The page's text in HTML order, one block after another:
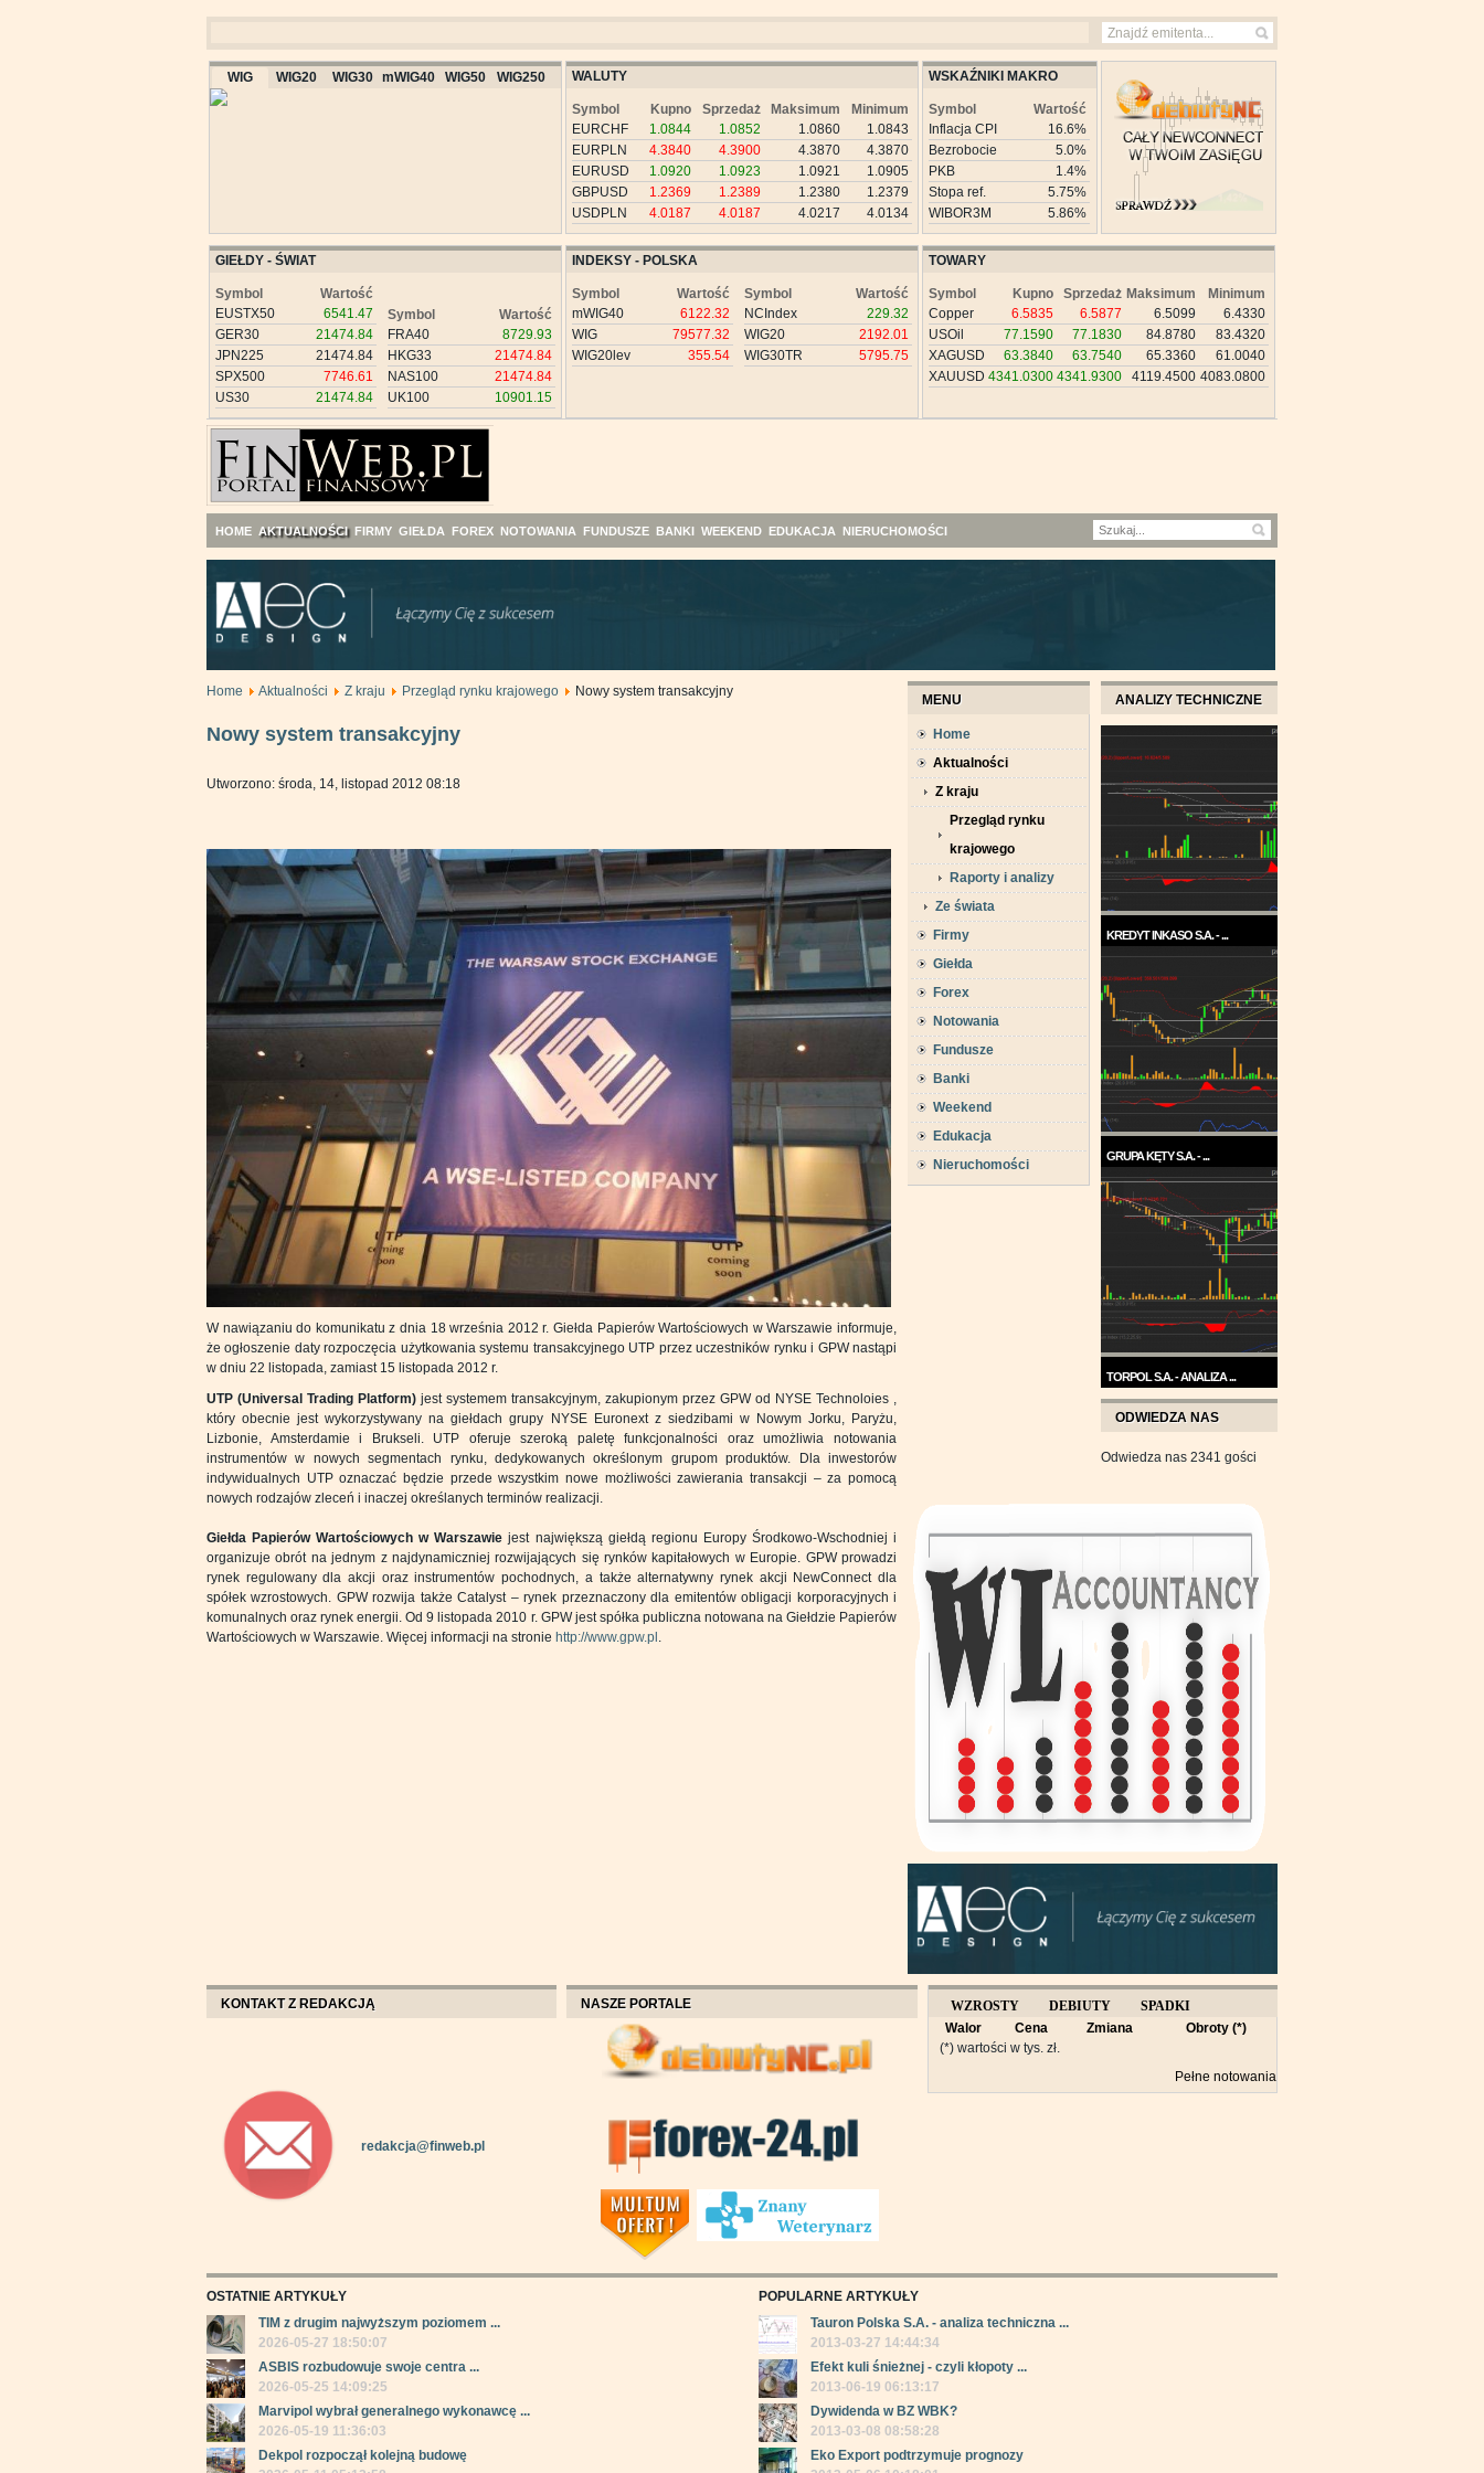
WIG WIG20 WIG30 mWIG40 WIG50 WIG250 WALUTY
Symbol Kupno Sprzedaż Maksimum
Minimum
EURCHF
1.0844 1.0852 1.0860
1.0843
EURPLN
4.3840 4.3900 4.3870
4.3870
EURUSD
1.0920 1.0923 1.0921
1.0905
GBPUSD
1.2369 1.2389 1.2380
1.2379
USDPLN
4.0187 4.0187 4.0217 4.0134
WSKAŹNIKI MAKRO
Symbol
Wartość
Inflacja CPI
16.6%
Bezrobocie
5.0%
PKB
1.4%
Stopa ref.
5.75%
WIBOR3M
5.86%
GIEŁDY - ŚWIAT
Symbol
Wartość
EUSTX50
6541.47
GER30
21474.84
JPN225
21474.84
SPX500
7746.61
US30
21474.84
Symbol
Wartość
FRA40
8729.93
HKG33
21474.84
NAS100
21474.84
UK100
10901.15
INDEKSY - POLSKA
Symbol
Wartość
mWIG40
6122.32
WIG
79577.32
WIG20lev
355.54
Symbol
Wartość
NCIndex
229.32
WIG20
2192.01
WIG30TR
5795.75
TOWARY
Symbol Kupno Sprzedaż Maksimum
Minimum
Copper
6.5835 6.5877 6.5099
6.4330
USOil
77.1590 77.1830 84.8780
83.4320
XAGUSD
63.3840 63.7540 65.3360
61.0040
XAUUSD 4341.0300 4341.9300 4119.4500 4083.0800
HOME AKTUALNOŚCI FIRMY GIEŁDA FOREX NOTOWANIA FUNDUSZE BANKI WEEKEND EDUKACJA NIERUCHOMOŚCI
Home Aktualności Z kraju Przegląd rynku krajowego Nowy system transakcyjny
Nowy system transakcyjny
Utworzono: środa, 14, listopad 2012 08:18
W nawiązaniu do komunikatu z dnia 18 września 2012 r. Giełda Papierów Wartościowych w Warszawie informuje,
że ogłoszenie daty rozpoczęcia użytkowania systemu transakcyjnego UTP przez uczestników rynku i GPW nastąpi
w dniu 22 listopada, zamiast 15 listopada 2012 r.
UTP (Universal Trading Platform) jest systemem transakcyjnym, zakupionym przez GPW od NYSE Technoloies ,
który obecnie jest wykorzystywany na giełdach grupy NYSE Euronext z siedzibami w Nowym Jorku, Paryżu,
Lizbonie, Amsterdamie i Brukseli. UTP oferuje szeroką paletę funkcjonalności oraz umożliwia notowania
instrumentów w nowych segmentach rynku, dedykowanych określonym grupom produktów. Dla inwestorów
indywidualnych UTP oznaczać będzie przede wszystkim nowe możliwości zawierania transakcji – za pomocą
nowych rodzajów zleceń i inaczej określanych terminów realizacji.
Giełda Papierów Wartościowych w Warszawiejest największą giełdą regionu Europy Środkowo-Wschodniej i
organizuje obrót na jednym z najdynamiczniej rozwijających się rynków kapitałowych w Europie. GPW prowadzi
rynek regulowany dla akcji oraz instrumentów pochodnych, a także alternatywny rynek akcji NewConnect dla
spółek wzrostowych. GPW rozwija także Catalyst – rynek przeznaczony dla emitentów obligacji korporacyjnych i
komunalnych oraz rynek energii. Od 9 listopada 2010 r. GPW jest spółka publiczna notowana na Giełdzie Papierów
Wartościowych w Warszawie. Więcej informacji na stronie http://www.gpw.pl
MENU
Home
Aktualności
Z kraju
Przegląd rynku
krajowego
Raporty i analizy
Ze świata
Firmy
Giełda
Forex
Notowania
Fundusze
Banki
Weekend
Edukacja
Nieruchomości
ANALIZY TECHNICZNE
KREDYT INKASO S.A. - ...
każdym razie w ...
GRUPA KĘTY S.A. - ...
Trend na wykresie Grupy Kęty
jest wzrostowy. ...
TORPOL S.A. - ANALIZA ...
Na przełomie sierpnia i
września wykres Torpolu ...
ODWIEDZA NAS
Odwiedza nas 2341 gości
KONTAKT Z REDAKCJĄ
redakcja@finweb.pl
NASZE PORTALE WZROSTY DEBIUTY
SPADKI
OBROTY
Walor Cena Zmiana
Obroty (*)
(*) wartości w tys. zł.
Pełne notowania
OSTATNIE ARTYKUŁY
TIM z drugim najwyższym poziomem ...
2026-05-27 18:50:07
ASBIS rozbudowuje swoje centra ...
2026-05-25 14:09:25
Marvipol wybrał generalnego wykonawcę ...
2026-05-19 11:36:03
Dekpol rozpoczął kolejną budowę
POPULARNE ARTYKUŁY
Tauron Polska S.A. - analiza techniczna ...
2013-03-27 14:44:34
Efekt kuli śnieżnej - czyli kłopoty ...
2013-06-19 06:13:17
Dywidenda w BZ WBK?
2013-03-08 08:58:28
Eko Export podtrzymuje prognozy